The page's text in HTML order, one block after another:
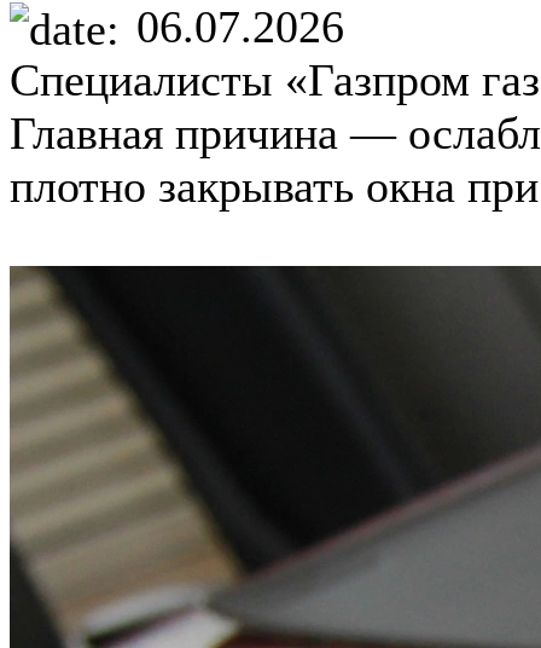
06.07.2026
Специалисты «Газпром
Главная причина —
плотно закрывать окна